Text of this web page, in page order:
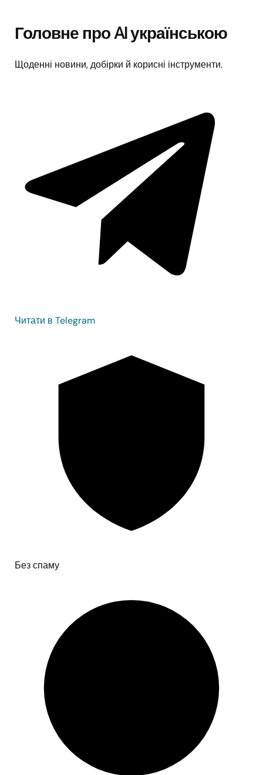
Головне про AI українською
Щоденні новини, добірки й корисні інструменти.
Читати в Telegram
Без спаму